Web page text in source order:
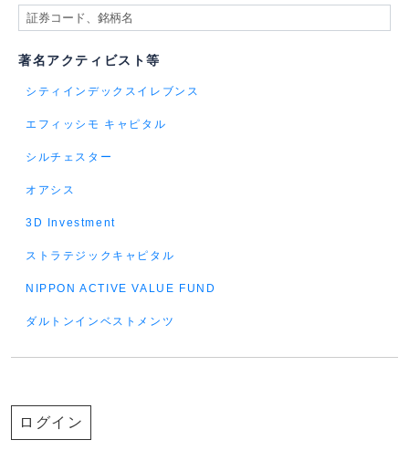
著名アクティビスト等
シティインデックスイレブンス
エフィッシモ キャピタル
シルチェスター
オアシス
3D Investment
ストラテジックキャピタル
NIPPON ACTIVE VALUE FUND
ダルトンインベストメンツ
ログイン